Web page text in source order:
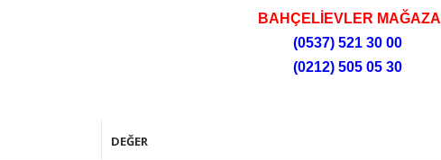
BAHÇELİEVLER MAĞAZA
(0537) 521 30 00
(0212) 505 05 30
DEĞER